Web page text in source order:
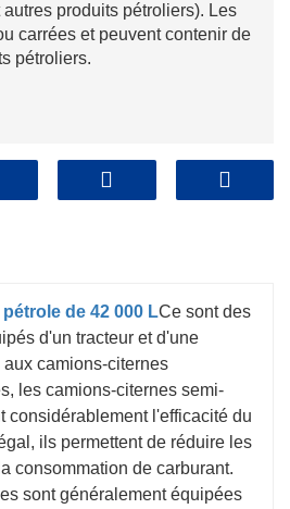
produits pétroliers). Les
carrées et peuvent contenir de
pétroliers.
de 42 000 LCe sont des
d'un tracteur et d'une
camions-citernes
les camions-citernes semi-
considérablement l'efficacité du
ils permettent de réduire les
consommation de carburant.
sont généralement équipées